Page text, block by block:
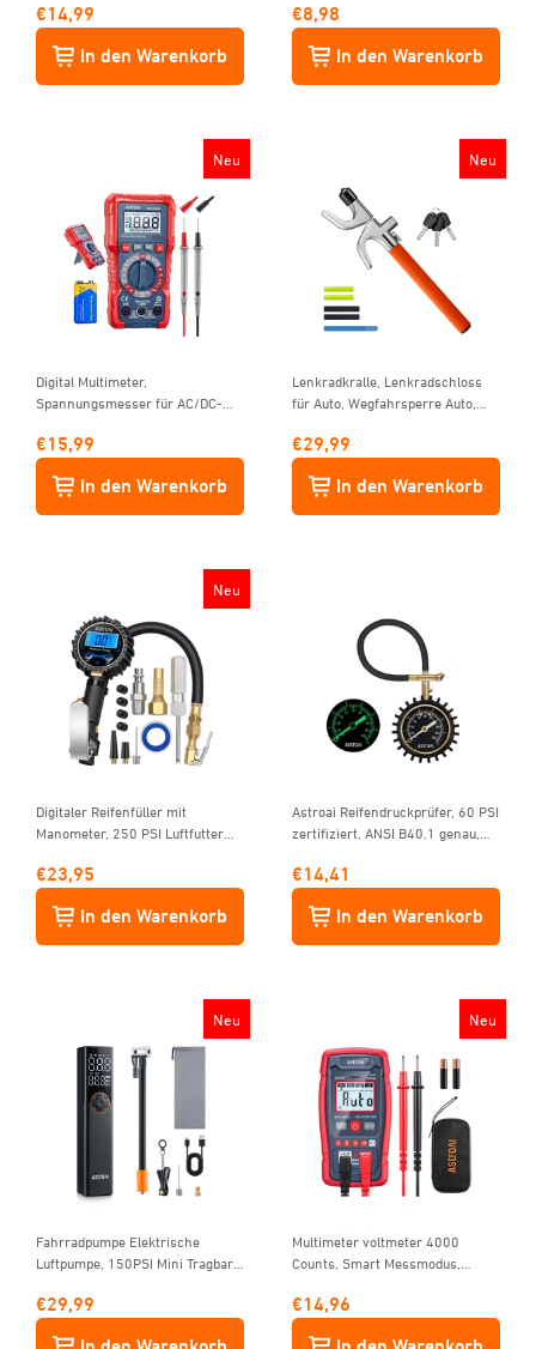
elektrisch mit 3 Luftdüse für
aufblasbare Matratze Pool
Planschbecken Luftbett
€14,99
In den Warenkorb
Großes LCD-Display, Akustische
und visuelle Alarme
€8,98
In den Warenkorb
Neu
Digital Multimeter,
Spannungsmesser für AC/DC-
Widerstand, Diode, Durchgang
und NCV (DM200M)
€15,99
In den Warenkorb
Neu
Lenkradkralle, Lenkradschloss
für Auto, Wegfahrsperre Auto,
mit 3 Schlüsseln für
Autos/SUV/LKW Universal
€29,99
In den Warenkorb
Neu
Digitaler Reifenfüller mit
Manometer, 250 PSI Luftfutter
strapazierfähig, mit
Gummischlauch und
Schnellverbindungs-Kupplung
€23,95
In den Warenkorb
Astroai Reifendruckprüfer, 60 PSI
zertifiziert, ANSI B40.1 genau,
ablesbarer Leuchtanzeige,
langlebiger Gummischlauch und
massiver Messing-Konstruktion
€14,41
In den Warenkorb
Neu
Fahrradpumpe Elektrische
Luftpumpe, 150PSI Mini Tragbare
€29,99
Neu
Multimeter voltmeter 4000
Counts, Smart Messmodus,
automatischer Bereichswahl,
Schnelle präzise Messung von
€14,96